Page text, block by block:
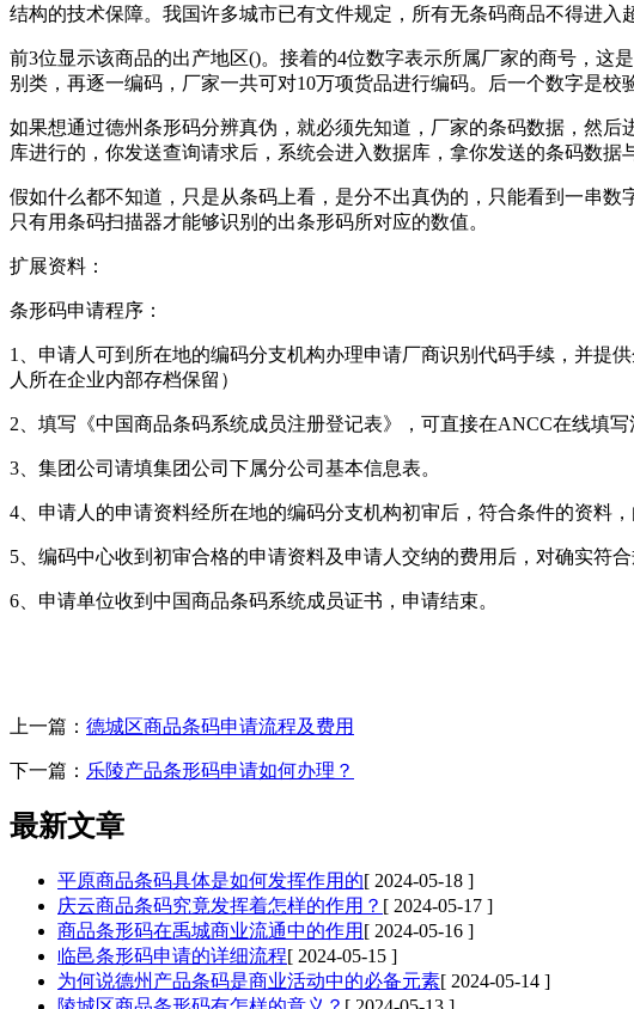
结构的技术保障。我国许多城市已有文件规定，所有无条码商品不得进入
前3位显示该商品的出产地区()。接着的4位数字表示所属厂家的商号，这
别类，再逐一编码，厂家一共可对10万项货品进行编码。后一个数字是校
如果想通过德州条形码分辨真伪，就必须先知道，厂家的条码数据，然
库进行的，你发送查询请求后，系统会进入数据库，拿你发送的条码数
假如什么都不知道，只是从条码上看，是分不出真伪的，只能看到一串
只有用条码扫描器才能够识别的出条形码所对应的数值。
扩展资料：
条形码申请程序：
1、申请人可到所在地的编码分支机构办理申请厂商识别代码手续，并提
人所在企业内部存档保留）
2、填写《中国商品条码系统成员注册登记表》，可直接在ANCC在线填
3、集团公司请填集团公司下属分公司基本信息表。
4、申请人的申请资料经所在地的编码分支机构初审后，符合条件的资料
5、编码中心收到初审合格的申请资料及申请人交纳的费用后，对确实符
6、申请单位收到中国商品条码系统成员证书，申请结束。
上一篇： 德城区商品条码申请流程及费用
下一篇： 乐陵产品条形码申请如何办理？
最新文章
平原商品条码具体是如何发挥作用的[ 2024-05-18 ]
庆云商品条码究竟发挥着怎样的作用？ [ 2024-05-17 ]
商品条形码在禹城商业流通中的作用 [ 2024-05-16 ]
临邑条形码申请的详细流程[ 2024-05-15 ]
为何说德州产品条码是商业活动中的必备元素[ 2024-05-14 ]